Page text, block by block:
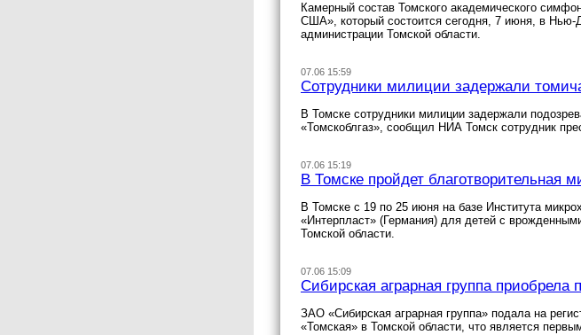
Камерный состав Томского академического
США», который состоится сегодня, 7 июня, в
администрации Томской области.
07.06 15:59
Сотрудники милиции задержали
В Томске сотрудники милиции задержали
«Томскоблгаз», сообщил НИА Томск сотрудник
07.06 15:19
В Томске пройдет благотворительная
В Томске с 19 по 25 июня на базе Института
«Интерпласт» (Германия) для детей с
Томской области.
07.06 15:09
Сибирская аграрная группа приобрела
ЗАО «Сибирская аграрная группа» подала на
«Томская» в Томской области, что является